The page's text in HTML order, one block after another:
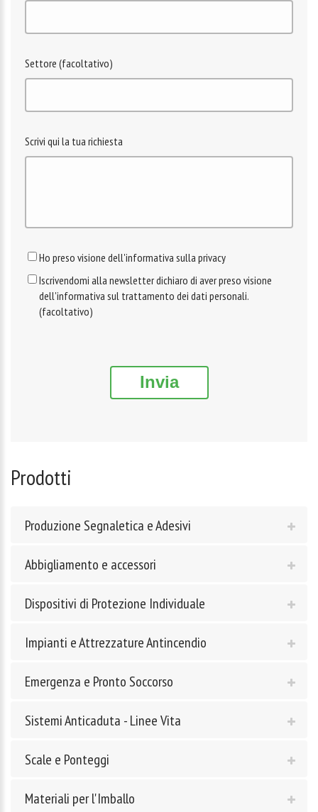
Settore (facoltativo)
Scrivi qui la tua richiesta
Ho preso visione dell'informativa sulla privacy
Iscrivendomi alla newsletter dichiaro di aver preso visione
dell'informativa sul trattamento dei dati personali.
(facoltativo)
Invia
Prodotti
Produzione Segnaletica e Adesivi
Abbigliamento e accessori
Dispositivi di Protezione Individuale
Impianti e Attrezzature Antincendio
Emergenza e Pronto Soccorso
Sistemi Anticaduta - Linee Vita
Scale e Ponteggi
Materiali per l'Imballo